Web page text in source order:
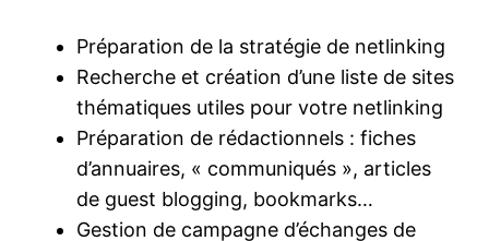
Préparation de la stratégie de netlinking
Recherche et création d’une liste de sites
thématiques utiles pour votre netlinking
Préparation de rédactionnels : fiches
d’annuaires, « communiqués », articles
de guest blogging, bookmarks…
Gestion de campagne d’échanges de